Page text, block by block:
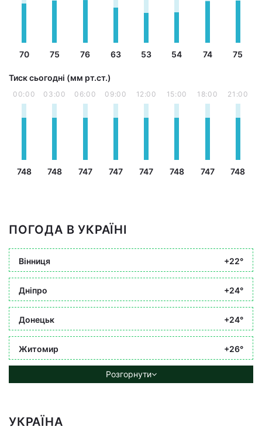
70 75 76 63 53 54 74 75
Тиск сьогодні (мм рт.ст.)
00:00
748
03:00
748
06:00
747
09:00
747
12:00
747
15:00
748
18:00
747
21:00
748
ПОГОДА В УКРАЇНІ
Вінниця +22°
Дніпро +24°
Донецьк +24°
Житомир +26°
Розгорнути
УКРАЇНА